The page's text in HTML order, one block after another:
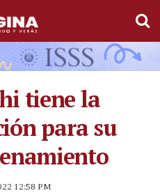
tiene la
para su
12:58 PM